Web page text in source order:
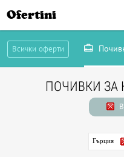
Ofertini
Всички оферти
ПОЧИВКИ ЗА
Гърция